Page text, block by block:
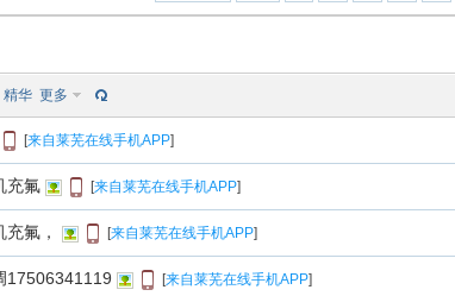
精华 更多
[来自莱芜在线手机APP]
充氟 [来自莱芜在线手机APP]
氟， [来自莱芜在线手机APP]
17506341119 [来自莱芜在线手机APP]